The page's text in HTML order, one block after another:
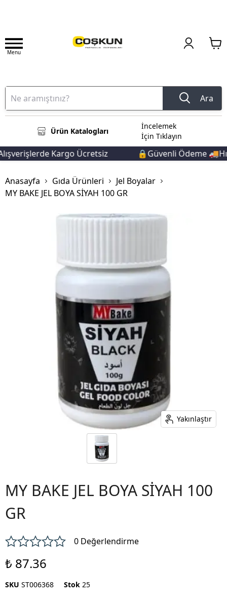
Menu
Ara
Ürün Katalogları
İncelemek
İçin Tıklayın
Kargo Ücretsiz 🔒Güvenli Ödeme
Anasayfa Gıda Ürünleri
Jel Boyalar
MY BAKE JEL BOYA SİYAH 100 GR
Yakınlaştır
MY BAKE JEL BOYA SİYAH 100
GR
0 Değerlendirme
₺ 87.36
SKU ST006368 Stok 25